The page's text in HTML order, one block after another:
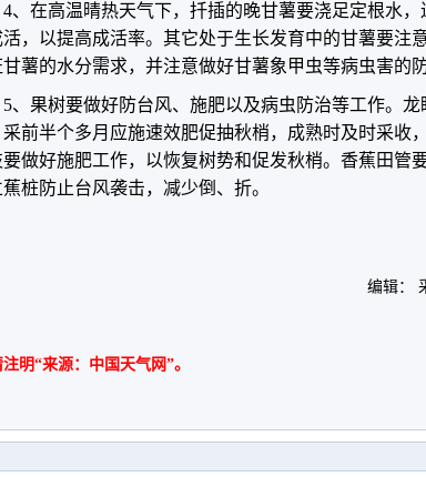
在高温晴热天气下，扦插的晚甘薯要浇足定根水，
，以提高成活率。其它处于生长发育中的甘薯要注
薯的水分需求，并注意做好甘薯象甲虫等病虫害的防
果树要做好防台风、施肥以及病虫防治等工作。龙
前半个多月应施速效肥促抽秋梢，成熟时及时采收
做好施肥工作，以恢复树势和促发秋梢。香蕉田管
桩防止台风袭击，减少倒、折。
编辑：
明“来源：中国天气网”。